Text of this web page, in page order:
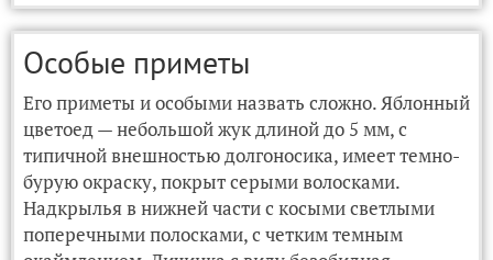
Особые приметы
Его приметы и особыми назвать сложно. Яблонный
цветоед — небольшой жук длиной до 5 мм, с
типичной внешностью долгоносика, имеет темно-
бурую окраску, покрыт серыми волосками.
Надкрылья в нижней части с косыми светлыми
поперечными полосками, с четким темным